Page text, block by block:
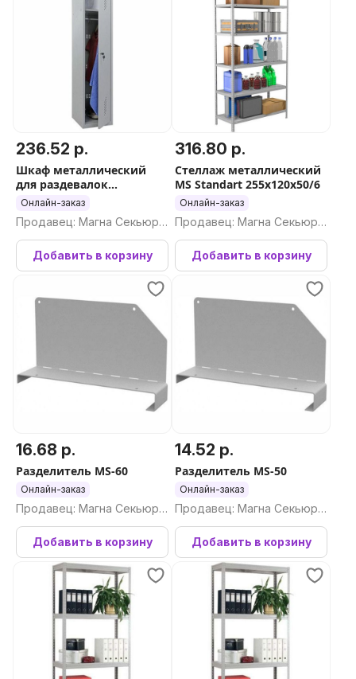
236.52 р.
Шкаф металлический
для раздевалок
усиленный ПРАКТИК ML-
Онлайн-заказ
Продавец: Магна Секьюри
ти ООО
Добавить в корзину
316.80 р.
Стеллаж металлический
MS Standart 255x120x50/6
Онлайн-заказ
Продавец: Магна Секьюри
ти ООО
Добавить в корзину
16.68 р.
Разделитель MS-60
Онлайн-заказ
Продавец: Магна Секьюри
ти ООО
Добавить в корзину
14.52 р.
Разделитель MS-50
Онлайн-заказ
Продавец: Магна Секьюри
ти ООО
Добавить в корзину